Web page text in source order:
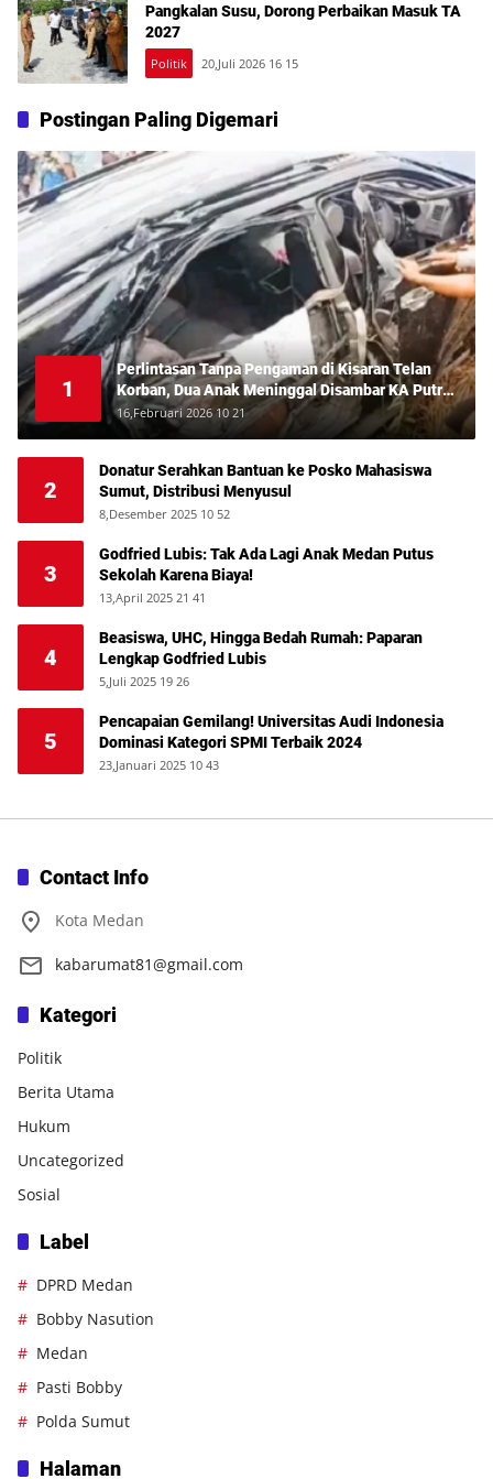
Pangkalan Susu, Dorong Perbaikan Masuk TA
2027
Politik 20,Juli 2026 16 15
Postingan Paling Digemari
1
Perlintasan Tanpa Pengaman di Kisaran Telan
Korban, Dua Anak Meninggal Disambar KA Putri
Deli
16,Februari 2026 10 21
2
Donatur Serahkan Bantuan ke Posko Mahasiswa
Sumut, Distribusi Menyusul
8,Desember 2025 10 52
3
Godfried Lubis: Tak Ada Lagi Anak Medan Putus
Sekolah Karena Biaya!
13,April 2025 21 41
4
Beasiswa, UHC, Hingga Bedah Rumah: Paparan
Lengkap Godfried Lubis
5,Juli 2025 19 26
5
Pencapaian Gemilang! Universitas Audi Indonesia
Dominasi Kategori SPMI Terbaik 2024
23,Januari 2025 10 43
Contact Info
Kota Medan
kabarumat81@gmail.com
Kategori
Politik
Berita Utama
Hukum
Uncategorized
Sosial
Label
DPRD Medan
Bobby Nasution
Medan
Pasti Bobby
Polda Sumut
Halaman